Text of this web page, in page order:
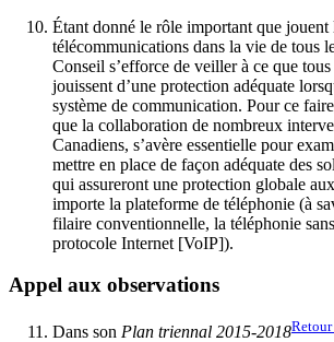
Étant donné le rôle important que jouent
télécommunications dans la vie de tous
Conseil s’efforce de veiller à ce que
jouissent d’une protection adéquate
système de communication. Pour ce
que la collaboration de nombreux
Canadiens, s’avère essentielle pour
mettre en place de façon adéquate des
qui assureront une protection globale
importe la plateforme de téléphonie (à
filaire conventionnelle, la téléphonie
protocole Internet [VoIP]).
Appel aux observations
Dans son Plan triennal 2015-2018Retour